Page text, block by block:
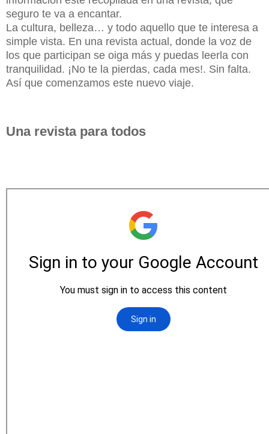
seguro te va a encantar.
La cultura, belleza… y todo aquello que te interesa a
simple vista. En una revista actual, donde la voz de
los que participan se oiga más y puedas leerla con
tranquilidad. ¡No te la pierdas, cada mes!. Sin falta.
Así que comenzamos este nuevo viaje.
Una revista para todos